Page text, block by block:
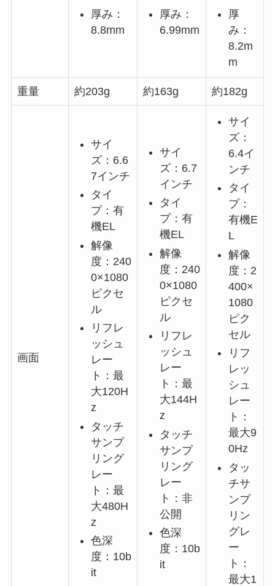
厚み：
8.8mm
厚み：
6.99mm
厚
み：
8.2m
m
重量 約203g 約163g 約182g
画面
サイ
ズ：6.6
7インチ
タイ
プ：有
機EL
解像
度：240
0×1080
ピクセ
ル
リフレ
ッシュ
レー
ト：最
大120H
z
タッチ
サンプ
リング
レー
ト：最
大480H
z
色深
度：10b
it
サイ
ズ：6.7
インチ
タイ
プ：有
機EL
解像
度：240
0×1080
ピクセ
ル
リフレ
ッシュ
レー
ト：最
大144H
z
タッチ
サンプ
リング
レー
ト：非
公開
色深
度：10b
it
サイ
ズ：
6.4イ
ンチ
タイ
プ：
有機E
L
解像
度：2
400×
1080
ピク
セル
リフ
レッ
シュ
レー
ト：
最大9
0Hz
タッ
チサ
ンプ
リン
グレ
ー
ト：
最大1